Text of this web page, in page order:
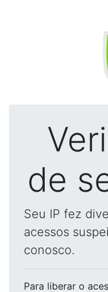
de
Seu IP fez
acessos
conosco.
Para liberar o